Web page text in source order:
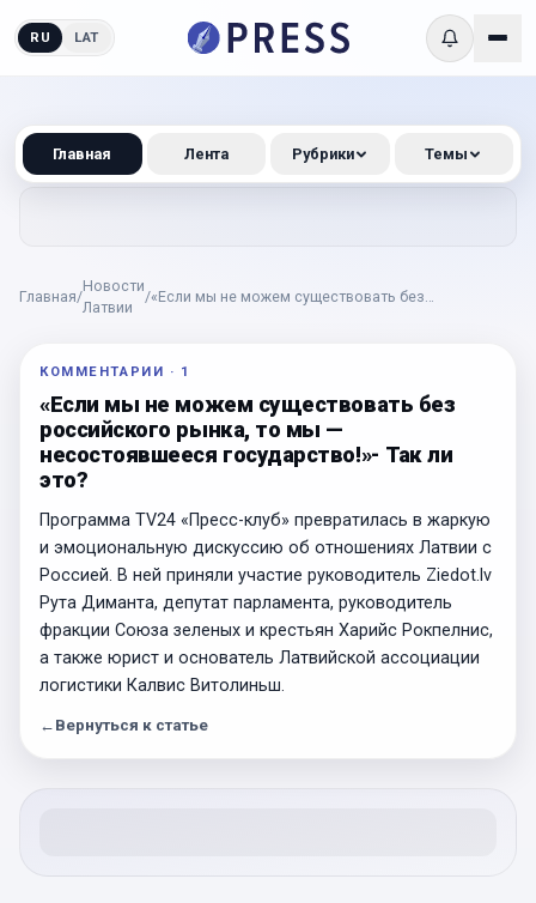
RU LAT
Главная/
Новости
Латвии
/«Если мы не можем существовать без
КОММЕНТАРИИ · 1
«Если мы не можем существовать без
российского рынка, то мы —
несостоявшееся государство!»- Так ли
это?
Программа TV24 «Пресс-клуб» превратилась в жаркую
и эмоциональную дискуссию об отношениях Латвии с
Россией. В ней приняли участие руководитель Ziedot.lv
Рута Диманта, депутат парламента, руководитель
фракции Союза зеленых и крестьян Харийс Рокпелнис,
а также юрист и основатель Латвийской ассоциации
логистики Калвис Витолиньш.
← Вернуться к статье
Главная Лента Рубрики Темы